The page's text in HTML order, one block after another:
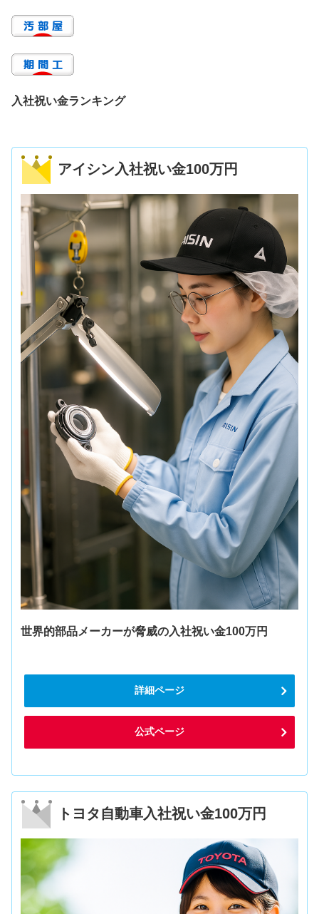
入社祝い金ランキング
アイシン入社祝い金100万円
世界的部品メーカーが脅威の入社祝い金100万円
詳細ページ
公式ページ
トヨタ自動車入社祝い金100万円